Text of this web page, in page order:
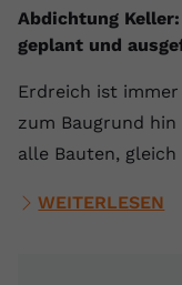
Abdichtung
geplant und
Erdreich ist
zum Baugrund
alle Bauten,
WEITERLESEN